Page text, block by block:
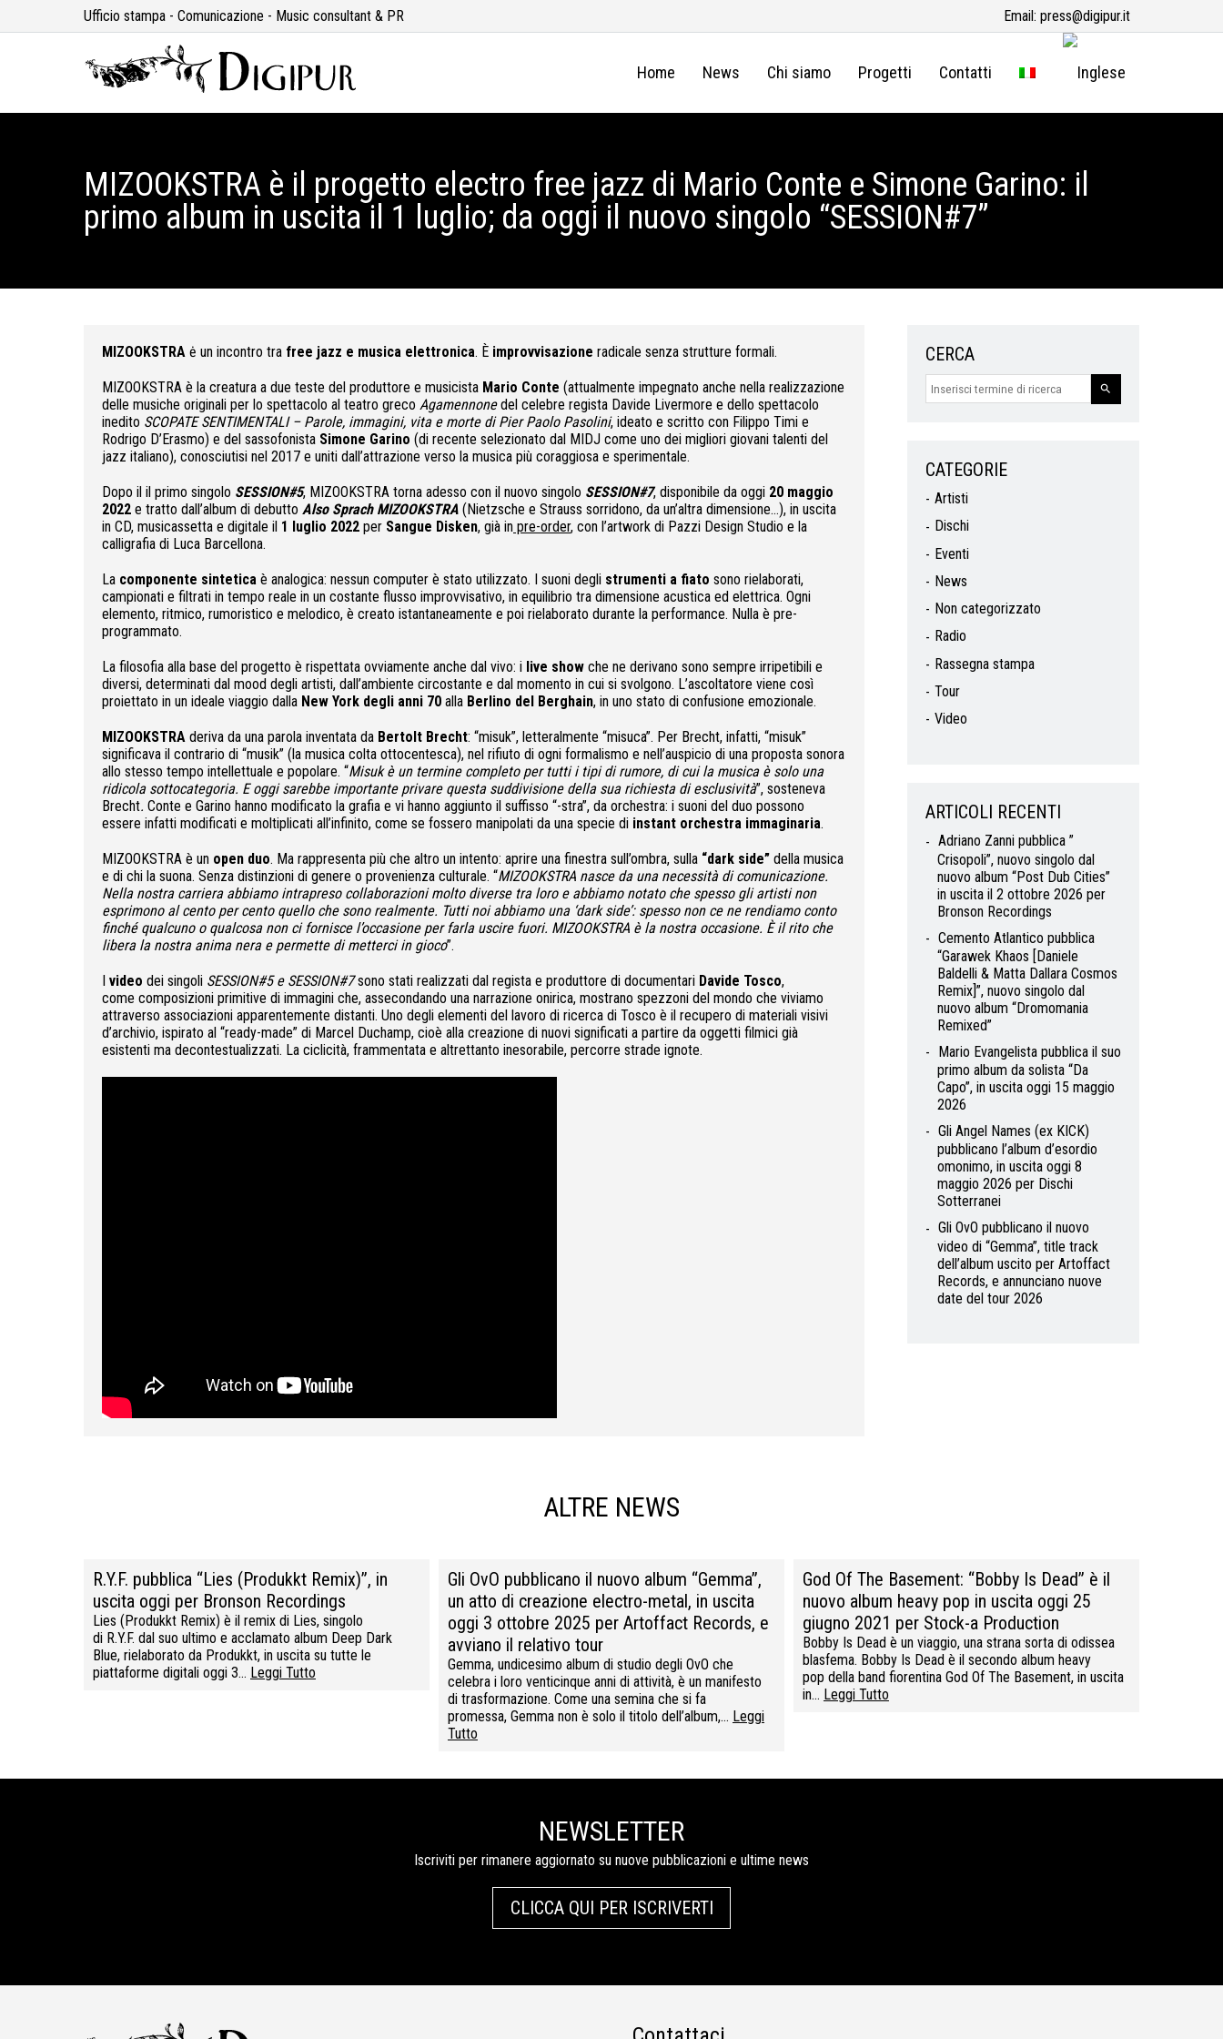
Ufficio stampa - Comunicazione - Music consultant & PR Email: press@digipur.it
Home News Chi siamo Progetti Contatti
MIZOOKSTRA è il progetto electro free jazz di Mario Conte e Simone Garino: il
primo album in uscita il 1 luglio; da oggi il nuovo singolo “SESSION#7”
MIZOOKSTRA ė un incontro tra free jazz e musica elettronica. È improvvisazione radicale senza strutture formali.
MIZOOKSTRA è la creatura a due teste del produttore e musicista Mario Conte (attualmente impegnato anche nella realizzazione
delle musiche originali per lo spettacolo al teatro greco Agamennonedel celebre regista Davide Livermore e dello spettacolo
inedito SCOPATE SENTIMENTALI – Parole, immagini, vita e morte di Pier Paolo Pasolini, ideato e scritto con Filippo Timi e
Rodrigo D’Erasmo) e del sassofonista Simone Garino (di recente selezionato dal MIDJ come uno dei migliori giovani talenti del
jazz italiano), conosciutisi nel 2017 e uniti dall’attrazione verso la musica più coraggiosa e sperimentale.
Dopo il il primo singolo SESSION#5, MIZOOKSTRA torna adesso con il nuovo singolo SESSION#7, disponibile da oggi 20 maggio
2022 e tratto dall’album di debutto Also Sprach MIZOOKSTRA (Nietzsche e Strauss sorridono, da un’altra dimensione…), in uscita
in CD, musicassetta e digitale il 1 luglio 2022 per Sangue Disken, già in pre-order, con l’artwork di Pazzi Design Studio e la
calligrafia di Luca Barcellona.
La componente sintetica è analogica: nessun computer è stato utilizzato. I suoni degli strumenti a fiato sono rielaborati,
campionati e filtrati in tempo reale in un costante flusso improvvisativo, in equilibrio tra dimensione acustica ed elettrica. Ogni
elemento, ritmico, rumoristico e melodico, è creato istantaneamente e poi rielaborato durante la performance. Nulla è pre-
programmato.
La filosofia alla base del progetto è rispettata ovviamente anche dal vivo: i live show che ne derivano sono sempre irripetibili e
diversi, determinati dal mood degli artisti, dall’ambiente circostante e dal momento in cui si svolgono. L’ascoltatore viene così
proiettato in un ideale viaggio dalla New York degli anni 70 alla Berlino del Berghain, in uno stato di confusione emozionale.
MIZOOKSTRA deriva da una parola inventata da Bertolt Brecht: “misuk”, letteralmente “misuca”. Per Brecht, infatti, “misuk”
significava il contrario di “musik” (la musica colta ottocentesca), nel rifiuto di ogni formalismo e nell’auspicio di una proposta sonora
allo stesso tempo intellettuale e popolare. “Misuk è un termine completo per tutti i tipi di rumore, di cui la musica è solo una
ridicola sottocategoria. E oggi sarebbe importante privare questa suddivisione della sua richiesta di esclusività”, sosteneva
Brecht. Conte e Garino hanno modificato la grafia e vi hanno aggiunto il suffisso “-stra”, da orchestra: i suoni del duo possono
essere infatti modificati e moltiplicati all’infinito, come se fossero manipolati da una specie di instant orchestra immaginaria.
MIZOOKSTRA è un open duo. Ma rappresenta più che altro un intento: aprire una finestra sull’ombra, sulla “dark side” della musica
e di chi la suona. Senza distinzioni di genere o provenienza culturale. “MIZOOKSTRA nasce da una necessità di comunicazione.
Nella nostra carriera abbiamo intrapreso collaborazioni molto diverse tra loro e abbiamo notato che spesso gli artisti non
esprimono al cento per cento quello che sono realmente. Tutti noi abbiamo una ‘dark side’: spesso non ce ne rendiamo conto
finché qualcuno o qualcosa non ci fornisce l’occasione per farla uscire fuori. MIZOOKSTRA è la nostra occasione. È il rito che
libera la nostra anima nera e permette di metterci in gioco”.
I video dei singoli SESSION#5 e SESSION#7 sono stati realizzati dal regista e produttore di documentari Davide Tosco,
come composizioni primitive di immagini che, assecondando una narrazione onirica, mostrano spezzoni del mondo che viviamo
attraverso associazioni apparentemente distanti. Uno degli elementi del lavoro di ricerca di Tosco è il recupero di materiali visivi
d’archivio, ispirato al “ready-made” di Marcel Duchamp, cioè alla creazione di nuovi significati a partire da oggetti filmici già
esistenti ma decontestualizzati. La ciclicità, frammentata e altrettanto inesorabile, percorre strade ignote.
CERCA
CATEGORIE
Artisti
Dischi
Eventi
News
Non categorizzato
Radio
Rassegna stampa
Tour
Video
ARTICOLI RECENTI
Adriano Zanni pubblica ”
Crisopoli”, nuovo singolo dal
nuovo album “Post Dub Cities”
in uscita il 2 ottobre 2026 per
Bronson Recordings
Cemento Atlantico pubblica
“Garawek Khaos [Daniele
Baldelli & Matta Dallara Cosmos
Remix]”, nuovo singolo dal
nuovo album “Dromomania
Remixed”
Mario Evangelista pubblica il suo
primo album da solista “Da
Capo”, in uscita oggi 15 maggio
2026
Gli Angel Names (ex KICK)
pubblicano l’album d’esordio
omonimo, in uscita oggi 8
maggio 2026 per Dischi
Sotterranei
Gli OvO pubblicano il nuovo
video di “Gemma”, title track
dell’album uscito per Artoffact
Records, e annunciano nuove
date del tour 2026
ALTRE NEWS
R.Y.F. pubblica “Lies (Produkkt Remix)”, in
uscita oggi per Bronson Recordings
Lies (Produkkt Remix) è il remix di Lies, singolo
di R.Y.F. dal suo ultimo e acclamato album Deep Dark
Blue, rielaborato da Produkkt, in uscita su tutte le
piattaforme digitali oggi 3… Leggi Tutto
Gli OvO pubblicano il nuovo album “Gemma”,
un atto di creazione electro-metal, in uscita
oggi 3 ottobre 2025 per Artoffact Records, e
avviano il relativo tour
Gemma, undicesimo album di studio degli OvO che
celebra i loro venticinque anni di attività, è un manifesto
di trasformazione. Come una semina che si fa
promessa, Gemma non è solo il titolo dell’album,… Leggi
Tutto
God Of The Basement: “Bobby Is Dead” è il
nuovo album heavy pop in uscita oggi 25
giugno 2021 per Stock-a Production
Bobby Is Dead è un viaggio, una strana sorta di odissea
blasfema. Bobby Is Dead è il secondo album heavy
pop della band fiorentina God Of The Basement, in uscita
in… Leggi Tutto
NEWSLETTER
Iscriviti per rimanere aggiornato su nuove pubblicazioni e ultime news
CLICCA QUI PER ISCRIVERTI